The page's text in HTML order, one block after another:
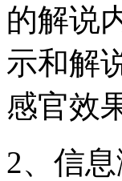
的解说
示和解
感官效
2、信